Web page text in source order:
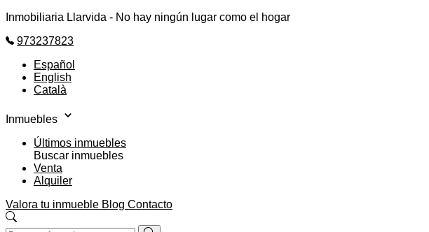
Inmobiliaria Llarvida - No hay ningún lugar como el hogar
973237823
Español
English
Català
Inmuebles
Últimos inmuebles
Buscar inmuebles
Venta
Alquiler
Valora tu inmueble Blog Contacto